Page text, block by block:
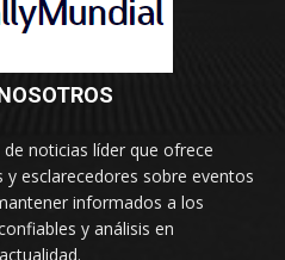
noticias líder que ofrece
esclarecedores sobre eventos
informados a los
y análisis en